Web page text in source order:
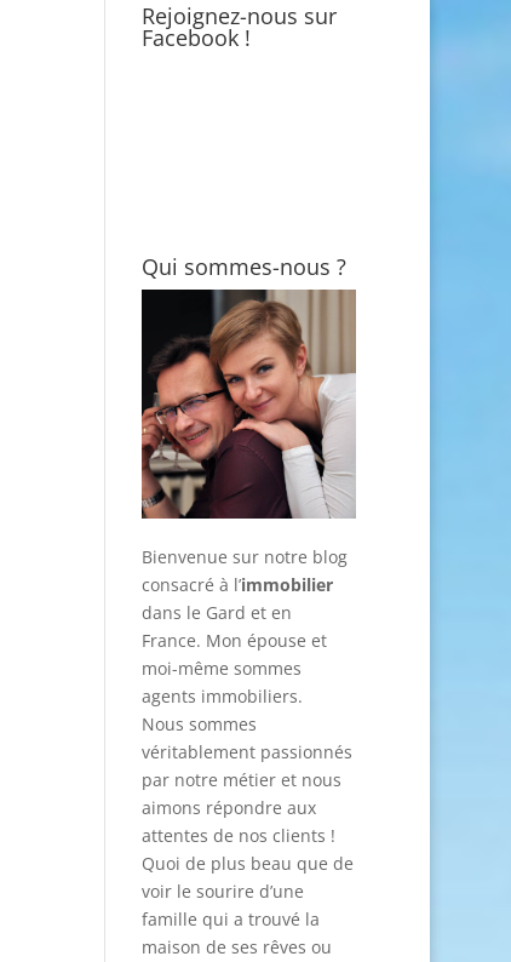
Rejoignez-nous sur
Facebook !
Qui sommes-nous ?
Bienvenue sur notre blog
consacré à l’immobilier
dans le Gard et en
France. Mon épouse et
moi-même sommes
agents immobiliers.
Nous sommes
véritablement passionnés
par notre métier et nous
aimons répondre aux
attentes de nos clients !
Quoi de plus beau que de
voir le sourire d’une
famille qui a trouvé la
maison de ses rêves ou